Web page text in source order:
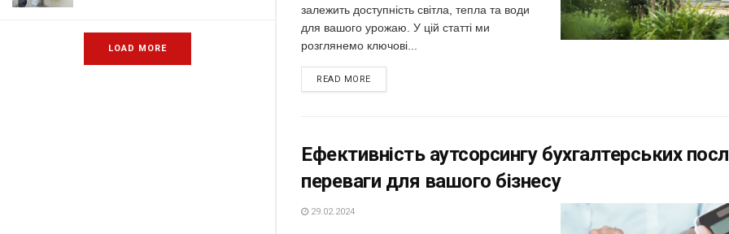
LOAD MORE
залежить доступність світла, тепла та води
для вашого урожаю. У цій статті ми
розглянемо ключові...
READ MORE
Ефективність аутсорсингу бухгалтерських
переваги для вашого бізнесу
29.02.2024